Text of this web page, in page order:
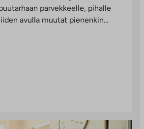
parvekkeelle, pihalle
avulla muutat pienenkin…